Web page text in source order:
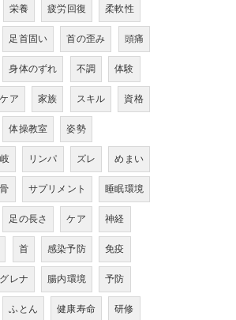
栄養 疲労回復
柔軟性
足首固い 首の歪み
頭痛
身体のずれ 不調
体験
ア 家族 スキル
資格
体操教室
姿勢
リンパ ズレ
めまい
サプリメント
睡眠環境
足の長さ ケア
神経
首 感染予防
免疫
レナ 腸内環境
予防
ふとん 健康寿命
研修